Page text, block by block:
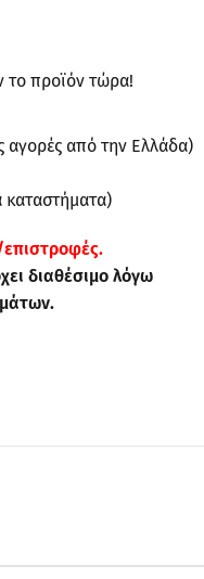
το προϊόν τώρα!
αγορές από την Ελλάδα)
επιστροφές.
διαθέσιμο λόγω